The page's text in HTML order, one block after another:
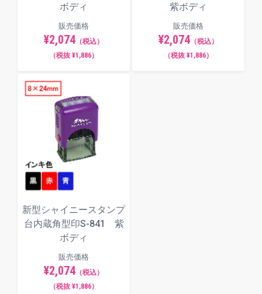
ボディ
販売価格
¥2,074 （税込）
（税抜 ¥1,886）
紫ボディ
販売価格
¥2,074 （税込）
（税抜 ¥1,886）
新型シャイニースタンプ
台内蔵角型印S-841 紫
ボディ
販売価格
¥2,074 （税込）
（税抜 ¥1,886）